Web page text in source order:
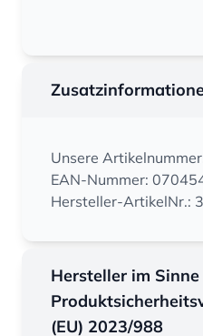
Unsere
EAN-Nummer:
Hersteller-ArtikelNr.:
Hersteller im
(EU) 2023/988